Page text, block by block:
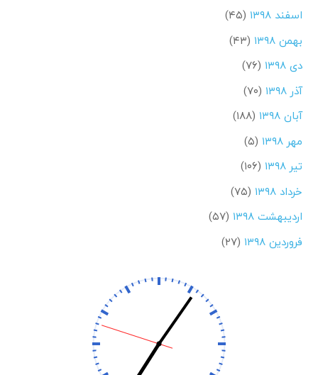
اسفند ۱۳۹۸
(۴۵)
بهمن ۱۳۹۸
(۴۳)
دی ۱۳۹۸
(۷۶)
آذر ۱۳۹۸
(۷۰)
آبان ۱۳۹۸
(۱۸۸)
مهر ۱۳۹۸
(۵)
تیر ۱۳۹۸
(۱۰۶)
خرداد ۱۳۹۸
(۷۵)
اردیبهشت ۱۳۹۸
(۵۷)
فروردین ۱۳۹۸
(۲۷)